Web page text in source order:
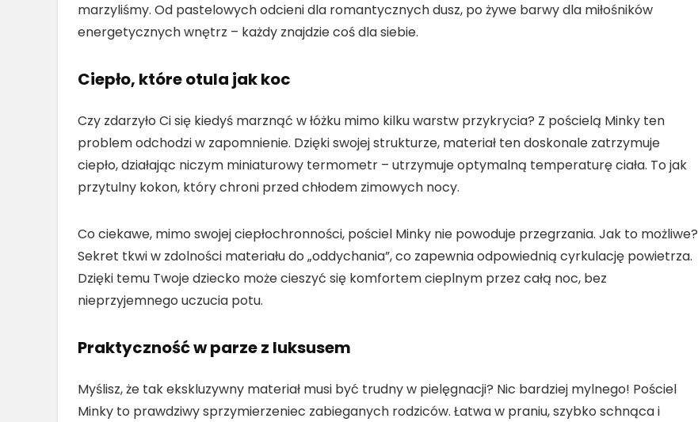
marzyliśmy. Od pastelowych odcieni dla romantycznych dusz, po żywe barwy dla miłośników
energetycznych wnętrz – każdy znajdzie coś dla siebie.
Ciepło, które otula jak koc
Czy zdarzyło Ci się kiedyś marznąć w łóżku mimo kilku warstw przykrycia? Z pościelą Minky ten
problem odchodzi w zapomnienie. Dzięki swojej strukturze, materiał ten doskonale zatrzymuje
ciepło, działając niczym miniaturowy termometr – utrzymuje optymalną temperaturę ciała. To jak
przytulny kokon, który chroni przed chłodem zimowych nocy.
Co ciekawe, mimo swojej ciepłochronności, pościel Minky nie powoduje przegrzania. Jak to możliwe?
Sekret tkwi w zdolności materiału do „oddychania”, co zapewnia odpowiednią cyrkulację powietrza.
Dzięki temu Twoje dziecko może cieszyć się komfortem cieplnym przez całą noc, bez
nieprzyjemnego uczucia potu.
Praktyczność w parze z luksusem
Myślisz, że tak ekskluzywny materiał musi być trudny w pielęgnacji? Nic bardziej mylnego! Pościel
Minky to prawdziwy sprzymierzeniec zabieganych rodziców. Łatwa w praniu, szybko schnąca i